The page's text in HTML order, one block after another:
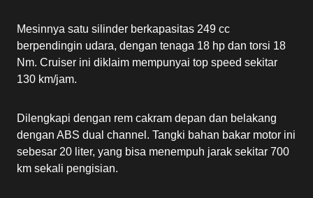
Mesinnya satu silinder berkapasitas 249 cc
berpendingin udara, dengan tenaga 18 hp dan torsi 18
Nm. Cruiser ini diklaim mempunyai top speed sekitar
130 km/jam.
Dilengkapi dengan rem cakram depan dan belakang
dengan ABS dual channel. Tangki bahan bakar motor ini
sebesar 20 liter, yang bisa menempuh jarak sekitar 700
km sekali pengisian.